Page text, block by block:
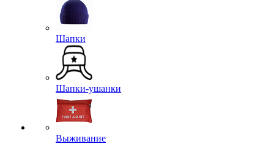
Шапки
Шапки-ушанки
Выживание